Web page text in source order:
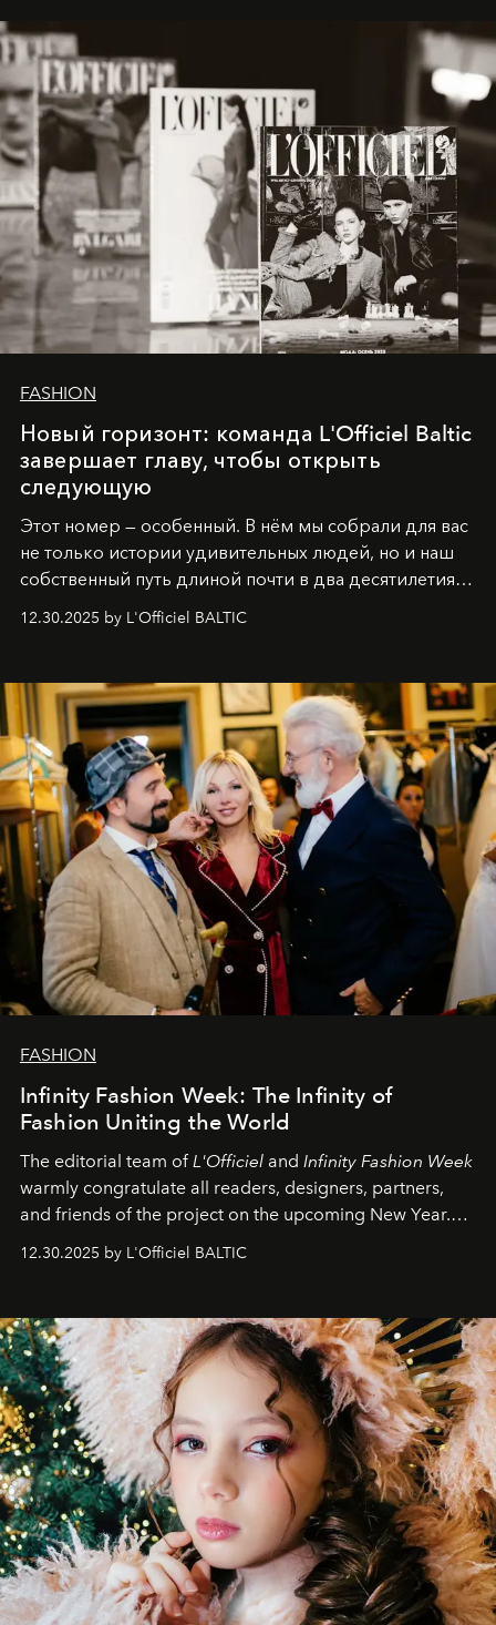
framework where creativity, commerce, and culture
converge with surgical precision.
FASHION
Новый горизонт: команда L'Officiel Baltic
завершает главу, чтобы открыть
следующую
Этот номер — особенный. В нём мы собрали для вас
не только истории удивительных людей, но и наш
собственный путь длиной почти в два десятилетия.
Вместо привычного подведения итогов мы от всей
души говорим спасибо каждому, кто был с нами все
самыми искренними пожеланиями и теплом, ваша
командаL’Officiel Baltic .
12.30.2025 by L'Officiel BALTIC
FASHION
Infinity Fashion Week: The Infinity of
Fashion Uniting the World
The editorial team ofL'Officiel and Infinity Fashion Week
warmly congratulate all readers, designers, partners,
and friends of the project on the upcoming New Year.
May 2026 bring growth, inspiration, bold ideas, and new
achievements.
12.30.2025 by L'Officiel BALTIC